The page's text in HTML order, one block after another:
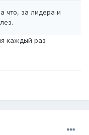
что, за лидера и
каждый раз